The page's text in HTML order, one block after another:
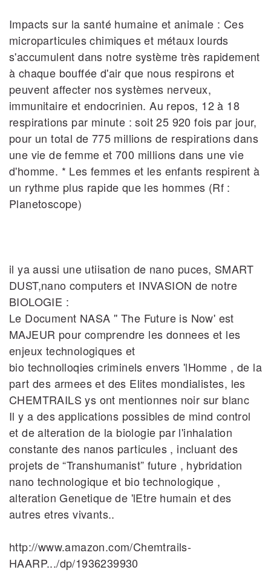
Impacts sur la santé humaine et animale : Ces
microparticules chimiques et métaux lourds
s'accumulent dans notre système très rapidement
à chaque bouffée d'air que nous respirons et
peuvent affecter nos systèmes nerveux,
immunitaire et endocrinien. Au repos, 12 à 18
respirations par minute : soit 25 920 fois par jour,
pour un total de 775 millions de respirations dans
une vie de femme et 700 millions dans une vie
d'homme. * Les femmes et les enfants respirent à
un rythme plus rapide que les hommes (Rf :
Planetoscope)
il ya aussi une utiisation de nano puces, SMART
DUST,nano computers et INVASION de notre
BIOLOGIE :
Le Document NASA '' The Future is Now' est
MAJEUR pour comprendre les donnees et les
enjeux technologiques et
bio technolloqies criminels envers 'lHomme , de la
part des armees et des Elites mondialistes, les
CHEMTRAILS ys ont mentionnes noir sur blanc
Il y a des applications possibles de mind control
et de alteration de la biologie par l'inhalation
constante des nanos particules , incluant des
projets de “Transhumanist” future , hybridation
nano technologique et bio technologique ,
alteration Genetique de 'lEtre humain et des
autres etres vivants..
http://www.amazon.com/Chemtrails‐
HAARP.../dp/1936239930